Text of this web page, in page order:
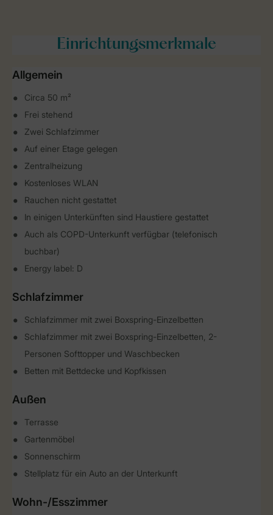
Einrichtungsmerkmale
Allgemein
Circa 50 m²
Frei stehend
Zwei Schlafzimmer
Auf einer Etage gelegen
Zentralheizung
Kostenloses WLAN
Rauchen nicht gestattet
In einigen Unterkünften sind Haustiere gestattet
Auch als COPD-Unterkunft verfügbar (telefonisch
buchbar)
Energy label: D
Schlafzimmer
Schlafzimmer mit zwei Boxspring-Einzelbetten
Schlafzimmer mit zwei Boxspring-Einzelbetten, 2-
Personen Softtopper und Waschbecken
Betten mit Bettdecke und Kopfkissen
Außen
Terrasse
Gartenmöbel
Sonnenschirm
Stellplatz für ein Auto an der Unterkunft
Wohn-/Esszimmer